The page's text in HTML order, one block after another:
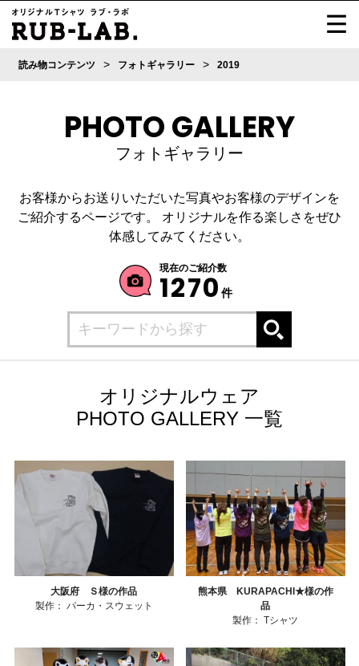
読み物コンテンツ > フォトギャラリー > 2019
PHOTO GALLERY
フォトギャラリー
お客様からお送りいただいた写真やお客様のデザインを
ご紹介するページです。
オリジナルを作る楽しさをぜひ
体感してみてください。
現在のご紹介数
1270 件
オリジナルウェア
PHOTO GALLERY 一覧
大阪府 Ｓ様の作品
製作：
パーカ・スウェット
熊本県 KURAPACHI★様の作
品
製作： Tシャツ